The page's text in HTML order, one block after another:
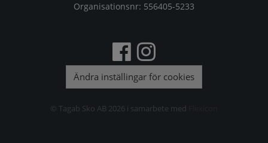
Organisationsnr: 556405-5233
Ändra inställingar för cookies
© Tagab Sko AB 2026 i samarbete med